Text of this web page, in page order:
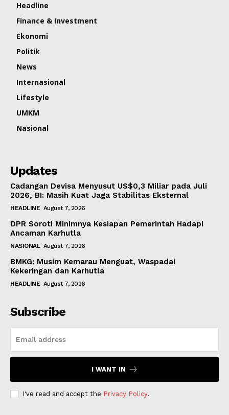
Headline
Finance & Investment
Ekonomi
Politik
News
Internasional
Lifestyle
UMKM
Nasional
Updates
Cadangan Devisa Menyusut US$0,3 Miliar pada Juli
2026, BI: Masih Kuat Jaga Stabilitas Eksternal
HEADLINE August 7, 2026
DPR Soroti Minimnya Kesiapan Pemerintah Hadapi
Ancaman Karhutla
NASIONAL August 7, 2026
BMKG: Musim Kemarau Menguat, Waspadai
Kekeringan dan Karhutla
HEADLINE August 7, 2026
Subscribe
I WANT IN
I've read and accept the Privacy Policy.